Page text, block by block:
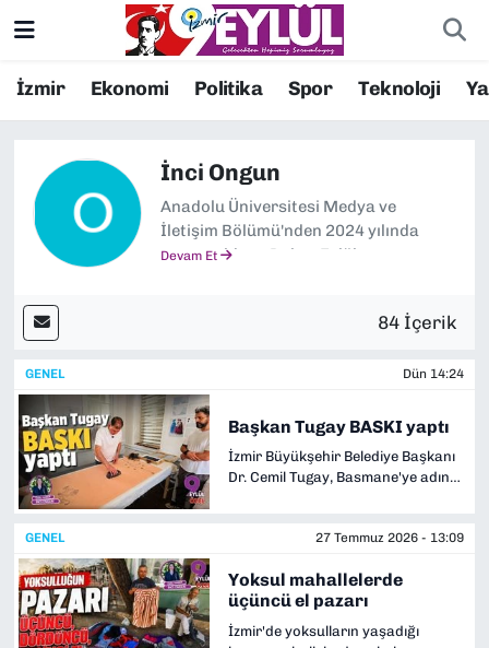
İzmir Ekonomi Politika Spor Teknoloji
İnci Ongun
Anadolu Üniversitesi Medya ve
İletişim Bölümü'nden 2024 yılında
mezun oldum. Dokuz Eylül
Devam Et
84 İçerik
GENEL Dün 14:24
Başkan Tugay BASKI yaptı
İzmir Büyükşehir Belediye Başkanı
Dr. Cemil Tugay, Basmane'ye adını
projeyi yerinde inceledi. Ziyaret
inceleyen Başkan Cemil Tugay,
geleneksel yöntemle yüz yaşında
antika kalıplarla kumaş üzerine
baskı yaparak atölyedeki
GENEL 27 Temmuz 2026 - 13:09
Yoksul mahallelerde
üçüncü el pazarı
İzmir'de yoksulların yaşadığı
Resmi İlanlar
DÜNYA
EĞİTİM
EKONOMİ
MAGAZİN
POLİTİKA
SAĞLIK
SPOR
TEKNOLOJİ
Konak Nöbetçi Eczaneler
Konak Trafik Yoğunluk Haritası
Süper Lig Puan Durumu ve Fikstür
Tüm Manşetler
Haber Arşivi